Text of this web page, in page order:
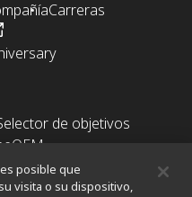
Carreras
de objetivos
OEM
posible que
visita o su dispositivo,